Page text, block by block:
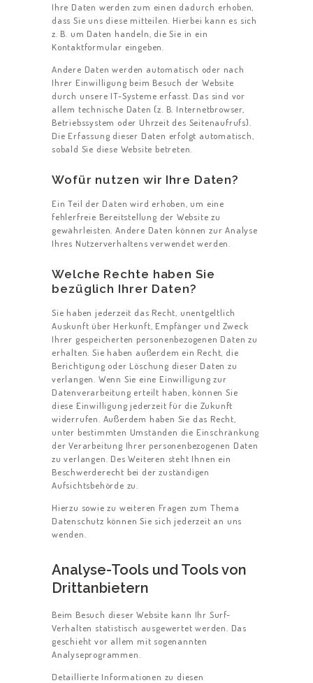
Ihre Daten werden zum einen dadurch erhoben,
dass Sie uns diese mitteilen. Hierbei kann es sich
z. B. um Daten handeln, die Sie in ein
Kontaktformular eingeben.
Andere Daten werden automatisch oder nach
Ihrer Einwilligung beim Besuch der Website
durch unsere IT-Systeme erfasst. Das sind vor
allem technische Daten (z. B. Internetbrowser,
Betriebssystem oder Uhrzeit des Seitenaufrufs).
Die Erfassung dieser Daten erfolgt automatisch,
sobald Sie diese Website betreten.
Wofür nutzen wir Ihre Daten?
Ein Teil der Daten wird erhoben, um eine
fehlerfreie Bereitstellung der Website zu
gewährleisten. Andere Daten können zur Analyse
Ihres Nutzerverhaltens verwendet werden.
Welche Rechte haben Sie
bezüglich Ihrer Daten?
Sie haben jederzeit das Recht, unentgeltlich
Auskunft über Herkunft, Empfänger und Zweck
Ihrer gespeicherten personenbezogenen Daten zu
erhalten. Sie haben außerdem ein Recht, die
Berichtigung oder Löschung dieser Daten zu
verlangen. Wenn Sie eine Einwilligung zur
Datenverarbeitung erteilt haben, können Sie
diese Einwilligung jederzeit für die Zukunft
widerrufen. Außerdem haben Sie das Recht,
unter bestimmten Umständen die Einschränkung
der Verarbeitung Ihrer personenbezogenen Daten
zu verlangen. Des Weiteren steht Ihnen ein
Beschwerderecht bei der zuständigen
Aufsichtsbehörde zu.
Hierzu sowie zu weiteren Fragen zum Thema
Datenschutz können Sie sich jederzeit an uns
wenden.
Analyse-Tools und Tools von
Dritt­anbietern
Beim Besuch dieser Website kann Ihr Surf-
Verhalten statistisch ausgewertet werden. Das
geschieht vor allem mit sogenannten
Analyseprogrammen.
Detaillierte Informationen zu diesen